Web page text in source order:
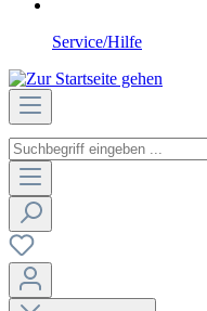
Service/Hilfe